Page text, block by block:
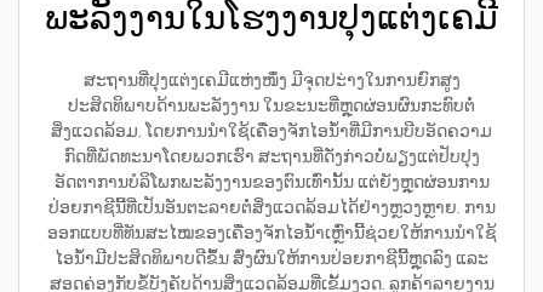
ພະລັງງານໃນໂຮງງານປຸງແຕ່ງເຄມີ
ສະຖານທີ່ປຸງແຕ່ງເຄມີແຫ່ງໜຶ່ງ ມີຈຸດປະ່າງໃນການຍົກສູງ
ປະສິດທິພາບດ້ານພະລັງງານ ໃນຂະນະທີ່ຫຼຸດຜ່ອນຜົນກະທົບຕໍ່
ສິ່ງແວດລ້ອມ. ໂດຍການນຳໃຊ້ເຄື່ອງຈັກໄອນ້ຳທີ່ມີການບີບອັດຄວາມ
ກົດທີ່ພັດທະນາໂດຍພວກເຮົາ ສະຖານທີ່ດັ່ງກ່າວບໍ່ພຽງແຕ່ປັບປຸງ
ອັດຕາການບໍລິໂພກພະລັງງານຂອງຕົນເທົ່ານັ້ນ ແຕ່ຍັງຫຼຸດຜ່ອນການ
ປ່ອຍກາຊີນີ້ທີ່ເປັນອັນຕະລາຍຕໍ່ສິ່ງແວດລ້ອມໄດ້ຢ່າງຫຼວງຫຼາຍ. ການ
ອອກແບບທີ່ທັນສະໄໝຂອງເຄື່ອງຈັກໄອນ້ຳເຫຼົ່ານີ້ຊ່ວຍໃຫ້ການນຳໃຊ້
ໄອນ້ຳມີປະສິດທິພາບດີຂຶ້ນ ສົ່ງຜົນໃຫ້ການປ່ອຍກາຊີນີ້ຫຼຸດລົງ ແລະ
ສອດຄ່ອງກັບຂໍ້ບັງຄັບດ້ານສິ່ງແວດລ້ອມທີ່ເຂັ້ມງວດ. ລູກຄ້າລາຍງານ